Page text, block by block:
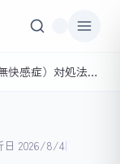
アンヘドニア（無快感症）対処法7選｜楽しめない時の治し方
日 2026/8/4|